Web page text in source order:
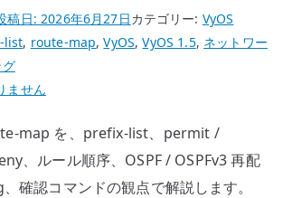
稿日: 2026年6月27日カテゴリー: VyOS
list, route-map,VyOS,VyOS 1.5, ネットワー
ません
map を、prefix-list、permit /
、ルール順序、OSPF / OSPFv3 再配
確認コマンドの観点で解説します。